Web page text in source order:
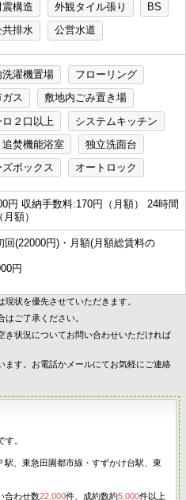
震構造 外観タイル張り
BS
共排水 公営水道
洗濯機置場
フローリング
ス
敷地内ごみ置き場
ロ２口以上
システムキッチン
追焚機能浴室
独立洗面台
ボックス オートロック
円 収納手数料:170円（月額） 24時間
額）
(22000円)・月額(月額総賃料の
円
状を優先させていただきます。
ご了承ください。
き状況についてお問い合わせいただければ
ます。お電話かメールにてお気軽にご連絡
す。
、東急田園都市線・すずかけ台駅、東
合わせ数22,000件、成約数約5,000件以上